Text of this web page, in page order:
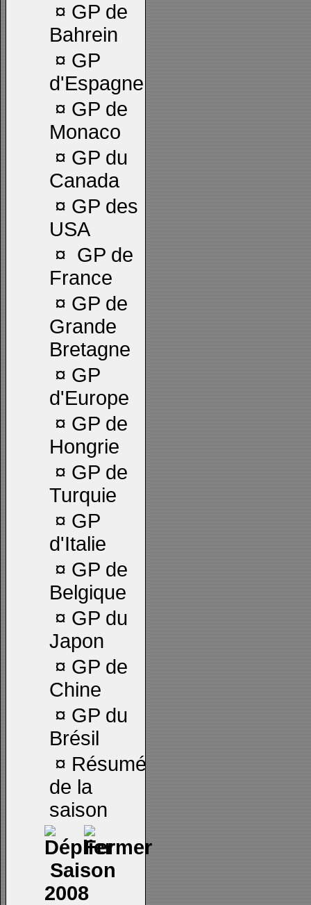
¤ GP de
Bahrein
¤ GP
d'Espagne
¤ GP de
Monaco
¤ GP du
Canada
¤ GP des
USA
¤ GP de
France
¤ GP de
Grande
Bretagne
¤ GP
d'Europe
¤ GP de
Hongrie
¤ GP de
Turquie
¤ GP
d'Italie
¤ GP de
Belgique
¤ GP du
Japon
¤ GP de
Chine
¤ GP du
Brésil
¤ Résumé
de la
saison
Saison
2008